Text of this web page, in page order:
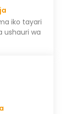
iko tayari
ushauri wa